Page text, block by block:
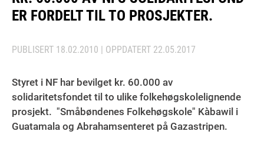
ER FORDELT TIL TO PROSJEKTER.
PUBLISERT 18.02.2010 | OPPDATERT 22.05.2017
Styret i NF har bevilget kr. 60.000 av
solidaritetsfondet til to ulike folkehøgskolelignende
prosjekt. "Småbøndenes Folkehøgskole" Kàbawil i
Guatamala og Abrahamsenteret på Gazastripen.